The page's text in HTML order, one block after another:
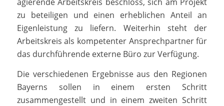
zu beteiligen und einen erheblichen Anteil an
Eigenleistung zu liefern. Weiterhin steht der
Arbeitskreis als kompetenter Ansprechpartner für
das durchführende externe Büro zur Verfügung.
Die verschiedenen Ergebnisse aus den Regionen
Bayerns sollen in einem ersten Schritt
zusammengestellt und in einem zweiten Schritt